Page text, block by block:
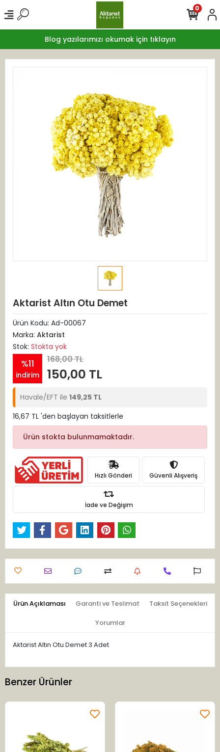
Blog yazılarımızı okumak için tıklayın
0
Aktarist Altın Otu Demet
Ürün Kodu: Ad-00067
Marka: Aktarist
Stok: Stokta yok
%11
indirim
168,00 TL
150,00 TL
Havale/EFT ile 149,25 TL
16,67 TL 'den başlayan taksitlerle
Ürün stokta bulunmamaktadır.
Hızlı Gönderi Güvenli Alışveriş
İade ve Değişim
Ürün Açıklaması Garanti ve Teslimat Taksit Seçenekleri
Yorumlar
Aktarist Altın Otu Demet 3 Adet
Benzer Ürünler